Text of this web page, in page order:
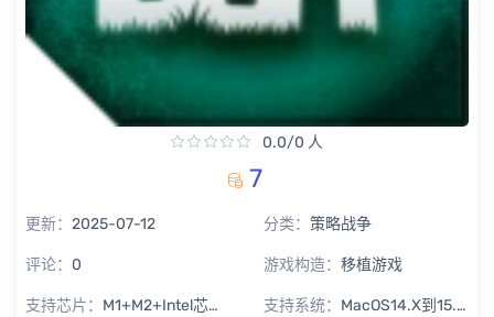
0.0/0 人
7
更新： 2025-07-12 分类： 策略战争
评论： 0 游戏构造： 移植游戏
支持芯片： M1+M2+Intel芯片通用 支持系统： MacOS14.X到15.X Sequoia